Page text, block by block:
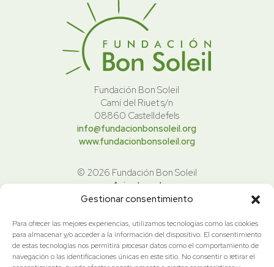
Gestionar consentimiento
Para ofrecer las mejores experiencias, utilizamos tecnologías como las cookies
para almacenar y/o acceder a la información del dispositivo. El consentimiento
de estas tecnologías nos permitirá procesar datos como el comportamiento de
navegación o las identificaciones únicas en este sitio. No consentir o retirar el
Fundación Bon Soleil
Camí del Riuet s/n
08860 Castelldefels
info@fundacionbonsoleil.org
www.fundacionbonsoleil.org
© 2026 Fundación Bon Soleil
Aviso Legal
Politica de Privacidad
La Fundación forma parte del colegio